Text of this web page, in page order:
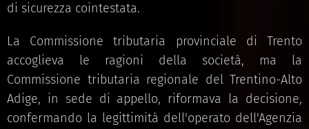
di sicurezza cointestata.
La Commissione tributaria provinciale di Trento
accoglieva le ragioni della società, ma la
Commissione tributaria regionale del Trentino-Alto
Adige, in sede di appello, riformava la decisione,
confermando la legittimità dell'operato dell'Agenzia